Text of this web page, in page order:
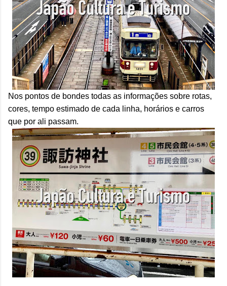
Nos pontos de bondes todas as informações sobre rotas,
cores, tempo estimado de cada linha, horários e carros
que por ali passam.